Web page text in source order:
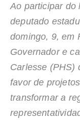
Ao participar do
deputado
domingo, 9, em
Governador e
Carlesse (PHS)
favor de
transformar a